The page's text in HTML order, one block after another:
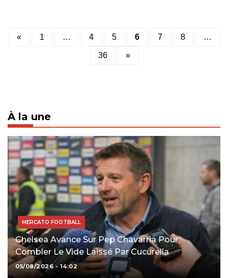
Posts
pagination
« 1 … 4 5 6 7 8 …
36 »
À la une
MERCATO FOOTBALL
Chelsea Avance Sur Pep Chavarria Pour
Combler Le Vide Laissé Par Cucurella
05/08/2026 - 14:02